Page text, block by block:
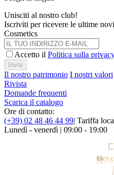
Unisciti al nostro club!
Iscriviti per ricevere le ultime
Cosmetics
Accetto il Politica sulla
Invia
Il nostro patrimonio I nostri valori
Rivista
Domande frequenti
Scarica il catalogo
Ore di contatto:
(+39) 02 48 46 44 99| Tariffa
Lunedì - venerdì | 09:00 - 19:00